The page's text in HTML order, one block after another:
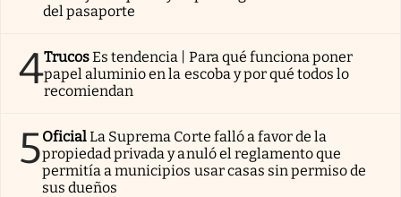
del pasaporte
4TrucosEs tendencia | Para qué funciona poner
papel aluminio en la escoba y por qué todos lo
recomiendan
5OficialLa Suprema Corte falló a favor de la
propiedad privada y anuló el reglamento que
permitía a municipios usar casas sin permiso de
sus dueños